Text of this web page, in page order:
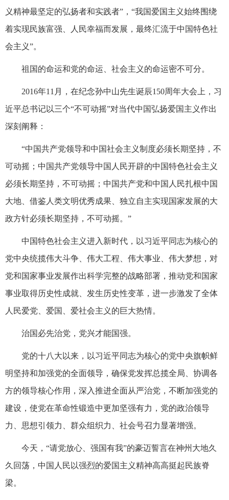
义精神最坚定的弘扬者和实践者”，“我国爱国主义始终围绕
着实现民族富强、人民幸福而发展，最终汇流于中国特色社
会主义”。
祖国的命运和党的命运、社会主义的命运密不可分。
2016年11月，在纪念孙中山先生诞辰150周年大会上，习
近平总书记以三个“不可动摇”对当代中国弘扬爱国主义作出
深刻阐释：
“中国共产党领导和中国社会主义制度必须长期坚持，不
可动摇；中国共产党领导中国人民开辟的中国特色社会主义
必须长期坚持，不可动摇；中国共产党和中国人民扎根中国
大地、借鉴人类文明优秀成果、独立自主实现国家发展的大
政方针必须长期坚持，不可动摇。”
中国特色社会主义进入新时代，以习近平同志为核心的
党中央统揽伟大斗争、伟大工程、伟大事业、伟大梦想，对
党和国家事业发展作出科学完整的战略部署，推动党和国家
事业取得历史性成就、发生历史性变革，进一步激发了全体
人民爱党、爱国、爱社会主义的巨大热情。
治国必先治党，党兴才能国强。
党的十八大以来，以习近平同志为核心的党中央旗帜鲜
明坚持和加强党的全面领导，确保党发挥总揽全局、协调各
方的领导核心作用，深入推进全面从严治党，不断加强党的
建设，使党在革命性锻造中更加坚强有力，党的政治领导
力、思想引领力、群众组织力、社会号召力显著增强。
今天，“请党放心、强国有我”的豪迈誓言在神州大地久
久回荡，中国人民以强烈的爱国主义精神高高挺起民族脊
梁。